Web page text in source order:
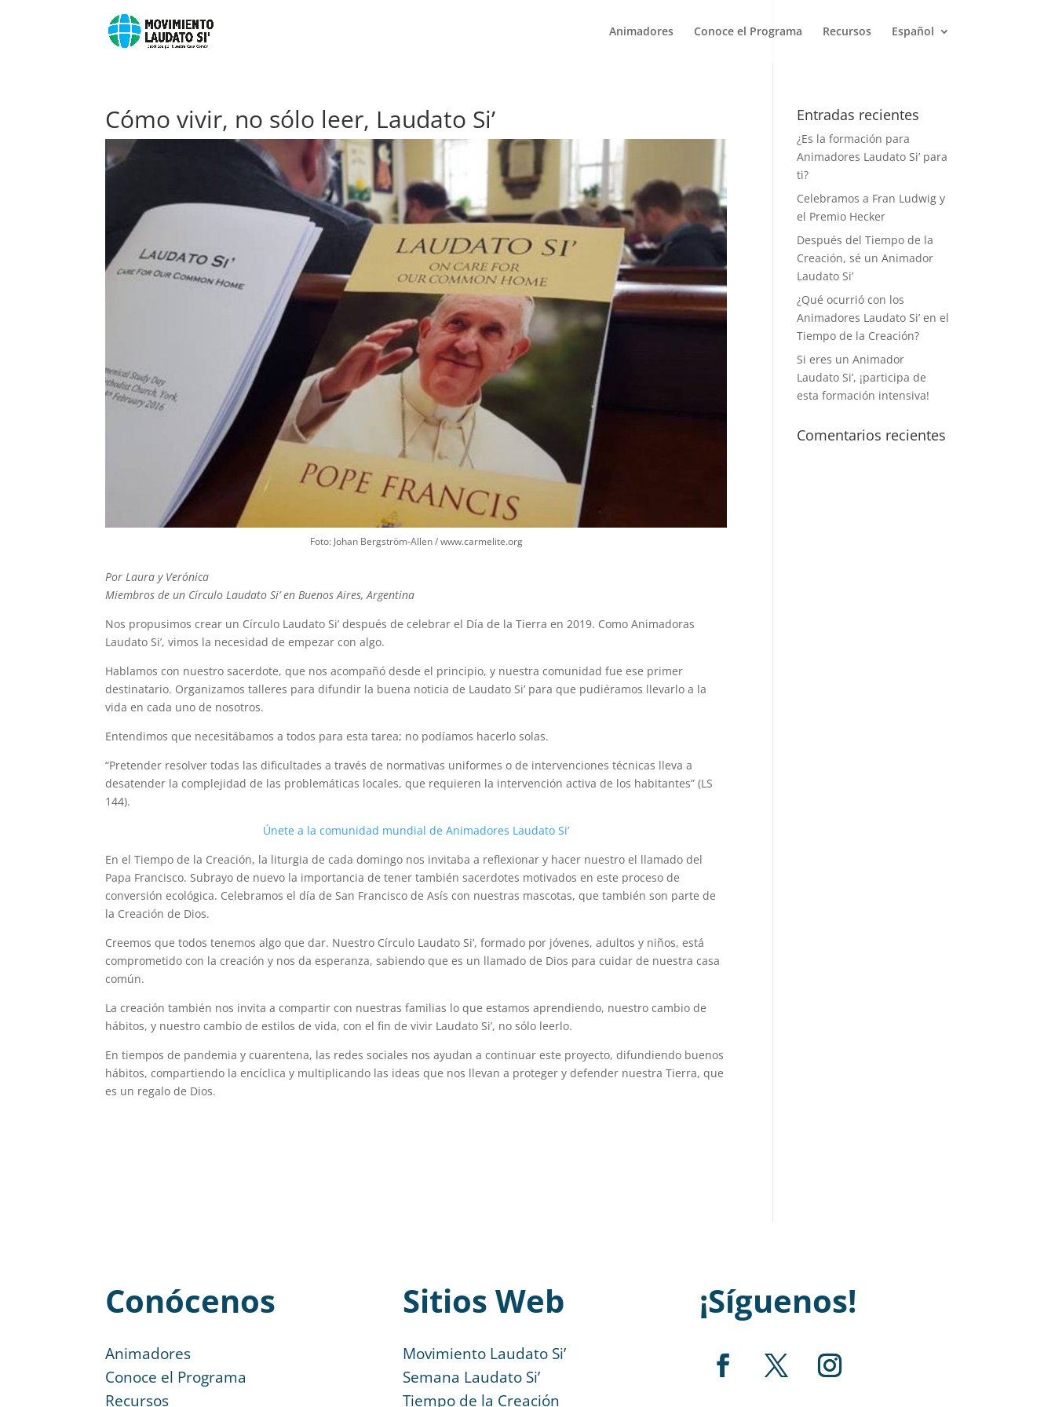
Animadores Conoce el Programa Recursos Español
Cómo vivir, no sólo leer, Laudato Si’
Foto: Johan Bergström-Allen / www.carmelite.org
Por Laura y Verónica
Miembros de un Círculo Laudato Si’ en Buenos Aires, Argentina
Nos propusimos crear un Círculo Laudato Si’ después de celebrar el Día de la Tierra en 2019. Como Animadoras
Laudato Si’, vimos la necesidad de empezar con algo.
Hablamos con nuestro sacerdote, que nos acompañó desde el principio, y nuestra comunidad fue ese primer
destinatario. Organizamos talleres para difundir la buena noticia de Laudato Si’ para que pudiéramos llevarlo a la
vida en cada uno de nosotros.
Entendimos que necesitábamos a todos para esta tarea; no podíamos hacerlo solas.
“Pretender resolver todas las dificultades a través de normativas uniformes o de intervenciones técnicas lleva a
desatender la complejidad de las problemáticas locales, que requieren la intervención activa de los habitantes” (LS
144).
Únete a la comunidad mundial de Animadores Laudato Si’
En el Tiempo de la Creación, la liturgia de cada domingo nos invitaba a reflexionar y hacer nuestro el llamado del
Papa Francisco. Subrayo de nuevo la importancia de tener también sacerdotes motivados en este proceso de
conversión ecológica. Celebramos el día de San Francisco de Asís con nuestras mascotas, que también son parte de
la Creación de Dios.
Creemos que todos tenemos algo que dar. Nuestro Círculo Laudato Si’, formado por jóvenes, adultos y niños, está
comprometido con la creación y nos da esperanza, sabiendo que es un llamado de Dios para cuidar de nuestra casa
común.
La creación también nos invita a compartir con nuestras familias lo que estamos aprendiendo, nuestro cambio de
hábitos, y nuestro cambio de estilos de vida, con el fin de vivir Laudato Si’, no sólo leerlo.
En tiempos de pandemia y cuarentena, las redes sociales nos ayudan a continuar este proyecto, difundiendo buenos
hábitos, compartiendo la encíclica y multiplicando las ideas que nos llevan a proteger y defender nuestra Tierra, que
es un regalo de Dios.
Entradas recientes
¿Es la formación para
Animadores Laudato Si’ para
ti?
Celebramos a Fran Ludwig y
el Premio Hecker
Después del Tiempo de la
Creación, sé un Animador
Laudato Si’
¿Qué ocurrió con los
Animadores Laudato Si’ en el
Tiempo de la Creación?
Si eres un Animador
Laudato Si’, ¡participa de
esta formación intensiva!
Comentarios recientes
Conócenos
Animadores
Conoce el Programa
Recursos
Sitios Web
Movimiento Laudato Si’
Semana Laudato Si’
Tiempo de la Creación
¡Síguenos!